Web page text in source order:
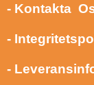
- Kontakta
-
-